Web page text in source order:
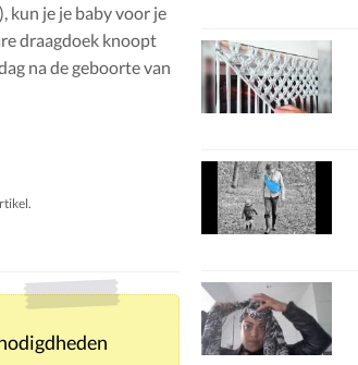
kun je je baby voor je
draagdoek knoopt
na de geboorte van